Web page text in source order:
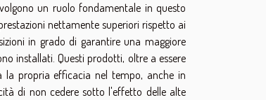
un ruolo fondamentale in questo
nettamente superiori rispetto ai
in grado di garantire una maggiore
installati. Questi prodotti, oltre a essere
propria efficacia nel tempo, anche in
di non cedere sotto l'effetto delle alte